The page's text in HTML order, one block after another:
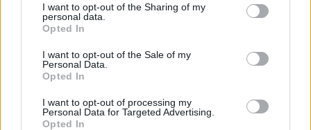
de su consentimiento, pero usted tiene el derecho de
rechazar tal procesamiento. Sus preferencias se aplicarán
cualquier momento entrando de nuevo en este sitio web o
visitando nuestra política de privacidad.
I want to opt-out of the Sharing of my
personal data.
Opted In
I want to opt-out of the Sale of my
Personal Data.
Opted In
I want to opt-out of processing my
Personal Data for Targeted Advertising.
Opted In